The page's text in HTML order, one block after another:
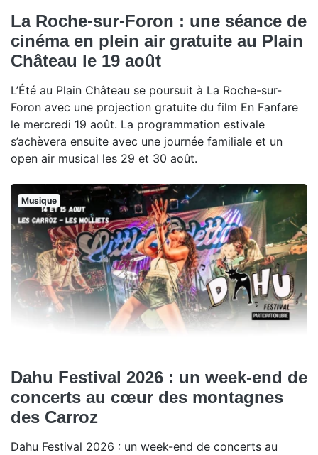
La Roche-sur-Foron : une séance de
cinéma en plein air gratuite au Plain
Château le 19 août
L’Été au Plain Château se poursuit à La Roche-sur-
Foron avec une projection gratuite du film En Fanfare
le mercredi 19 août. La programmation estivale
s’achèvera ensuite avec une journée familiale et un
open air musical les 29 et 30 août.
Musique
Dahu Festival 2026 : un week-end de
concerts au cœur des montagnes
des Carroz
Dahu Festival 2026 : un week-end de concerts au